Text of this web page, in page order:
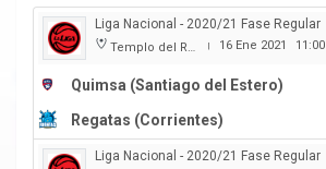
Liga Nacional - 2020/21 Fase Regular
Templo del Rock | 16 Ene 2021 11:00
Quimsa (Santiago del Estero)
Regatas (Corrientes)
Liga Nacional - 2020/21 Fase Regular